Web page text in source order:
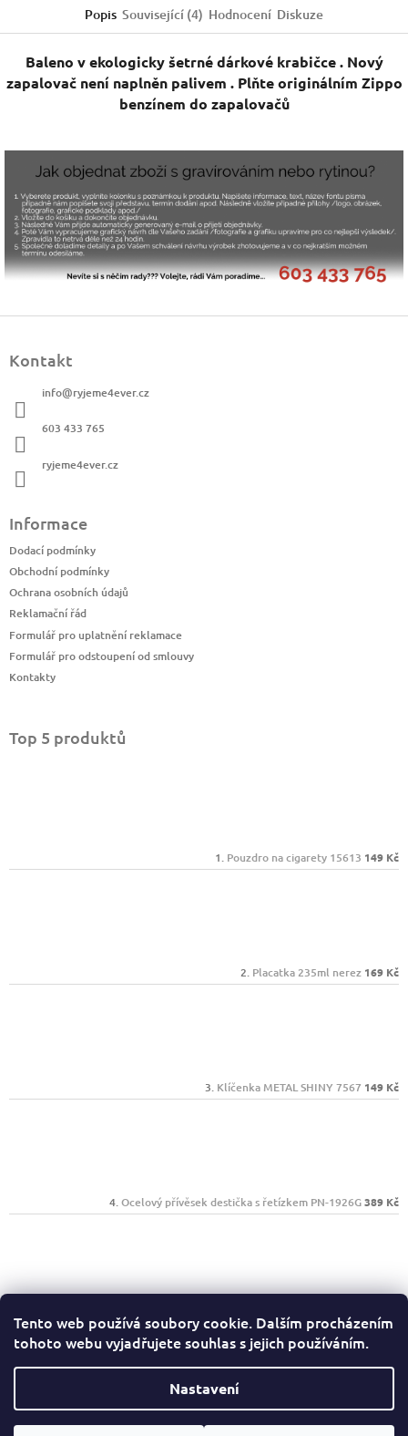
Tento web používá soubory cookie. Dalším procházením
tohoto webu vyjadřujete souhlas s jejich používáním.
Nastavení
Popis Související (4) Hodnocení Diskuze
Baleno v ekologicky šetrné dárkové krabičce . Nový
zapalovač není naplněn palivem . Plňte originálním Zippo
benzínem do zapalovačů
Kontakt
info@ryjeme4ever.cz
603 433 765
ryjeme4ever.cz
Informace
Dodací podmínky
Obchodní podmínky
Ochrana osobních údajů
Reklamační řád
Formulář pro uplatnění reklamace
Formulář pro odstoupení od smlouvy
Kontakty
Top 5 produktů
Pouzdro na cigarety 15613 149 Kč
Placatka 235ml nerez 169 Kč
Klíčenka METAL SHINY 7567 149 Kč
Ocelový přívěsek destička s řetízkem PN-1926G389 Kč
Náhrdelník z chirurgické oceli GX-2549S 329 Kč
Facebook